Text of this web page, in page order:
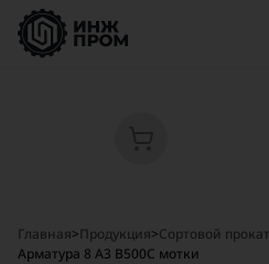
Главная>Продукция>Сортовой прокат
Арматура 8 А3 В500С мотки